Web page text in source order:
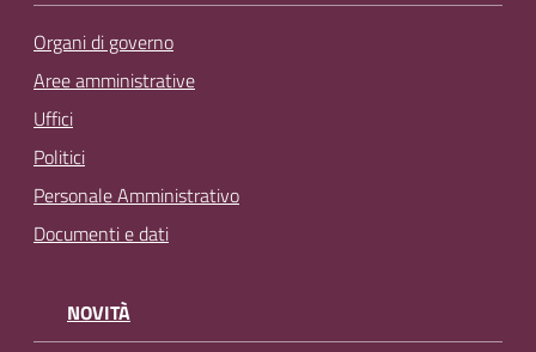
Organi di governo
Aree amministrative
Uffici
Politici
Personale Amministrativo
Documenti e dati
NOVITÀ